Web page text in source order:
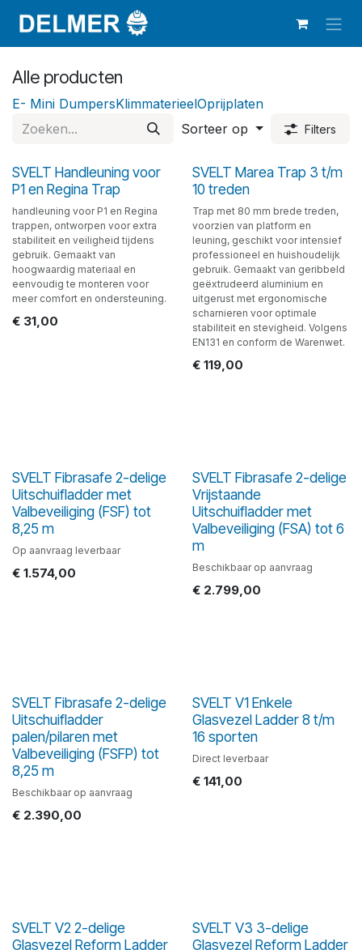
Overslaan naar inhoud
Alle producten
E- Mini DumpersKlimmaterieelOprijplaten
Sorteer op
Filters
SVELT Handleuning voor
P1 en Regina Trap
handleuning voor P1 en Regina
trappen, ontworpen voor extra
stabiliteit en veiligheid tijdens
gebruik. Gemaakt van
hoogwaardig materiaal en
eenvoudig te monteren voor
meer comfort en ondersteuning.
€ 31,00
SVELT Marea Trap 3 t/m
10 treden
Trap met 80 mm brede treden,
voorzien van platform en
leuning, geschikt voor intensief
professioneel en huishoudelijk
gebruik. Gemaakt van geribbeld
geëxtrudeerd aluminium en
uitgerust met ergonomische
scharnieren voor optimale
stabiliteit en stevigheid. Volgens
EN131 en conform de Warenwet.
€ 119,00
SVELT Fibrasafe 2-delige
Uitschuifladder met
Valbeveiliging (FSF) tot
8,25 m
Op aanvraag leverbaar
€ 1.574,00
SVELT Fibrasafe 2-delige
Vrijstaande
Uitschuifladder met
Valbeveiliging (FSA) tot 6
m
Beschikbaar op aanvraag
€ 2.799,00
SVELT Fibrasafe 2-delige
Uitschuifladder
palen/pilaren met
Valbeveiliging (FSFP) tot
8,25 m
Beschikbaar op aanvraag
€ 2.390,00
SVELT V1 Enkele
Glasvezel Ladder 8 t/m
16 sporten
Direct leverbaar
€ 141,00
SVELT V2 2-delige
Glasvezel Reform Ladder
SVELT V3 3-delige
Glasvezel Reform Ladder